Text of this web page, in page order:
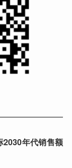
年代销售额